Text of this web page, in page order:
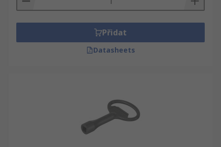
Přidat
Datasheets